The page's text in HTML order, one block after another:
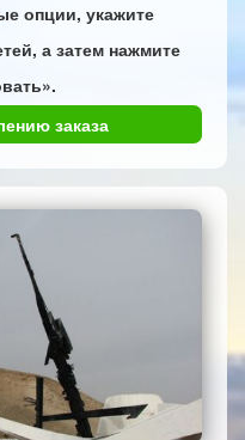
опции, укажите
а затем нажмите
заказа